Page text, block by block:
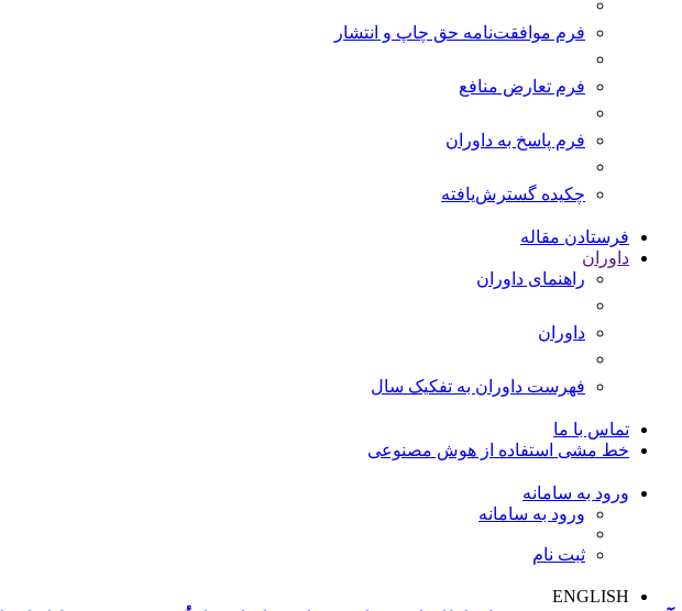
فرم موافقت‌نامه حق چاپ و انتشار
فرم تعارض منافع
فرم پاسخ به داوران
چکیده گسترش‌یافته
فرستادن مقاله
داوران
راهنمای داوران
داوران
فهرست داوران به تفکیک سال
تماس با ما
خط مشی استفاده از هوش مصنوعی
ورود به سامانه
ورود به سامانه
ثبت نام
ENGLISH